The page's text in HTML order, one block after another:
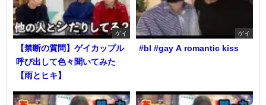
ゲイ
【禁断の質問】ゲイカップル
呼び出して色々聞いてみた
【雨とヒキ】
ゲイ
#bl #gay A romantic kiss